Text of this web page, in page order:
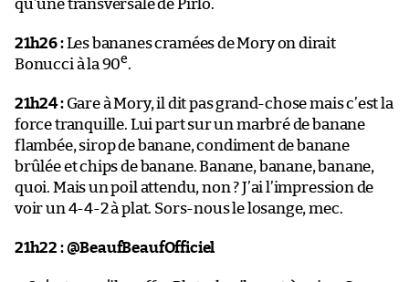
qu’une transversale de Pirlo.
21h26 :Les bananes cramées de Mory on dirait
Bonucci à la 90e.
21h24 :Gare à Mory, il dit pas grand-chose mais c’est la
force tranquille. Lui part sur un marbré de banane
flambée, sirop de banane, condiment de banane
brûlée et chips de banane. Banane, banane, banane,
quoi. Mais un poil attendu, non ? J’ai l’impression de
voir un 4-4-2 à plat. Sors-nous le losange, mec.
21h22 :@BeaufBeaufOfficiel